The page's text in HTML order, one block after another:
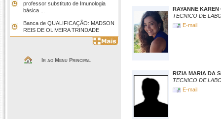
professor substituto de Imunologia
básica ...
Banca de QUALIFICAÇÃO: MADSON
REIS DE OLIVEIRA TRINDADE
Ir ao Menu Principal
RAYANNE
TECNICO DE
E-mail
RIZIA MARIA DA
TECNICO DE
E-mail